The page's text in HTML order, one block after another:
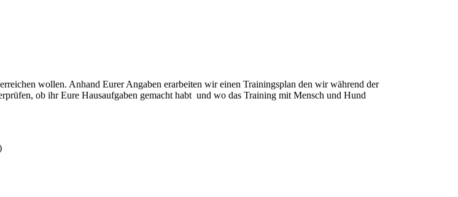
wollen. Anhand Eurer Angaben erarbeiten wir einen Trainingsplan den wir während der
ob ihr Eure Hausaufgaben gemacht habt und wo das Training mit Mensch und Hund